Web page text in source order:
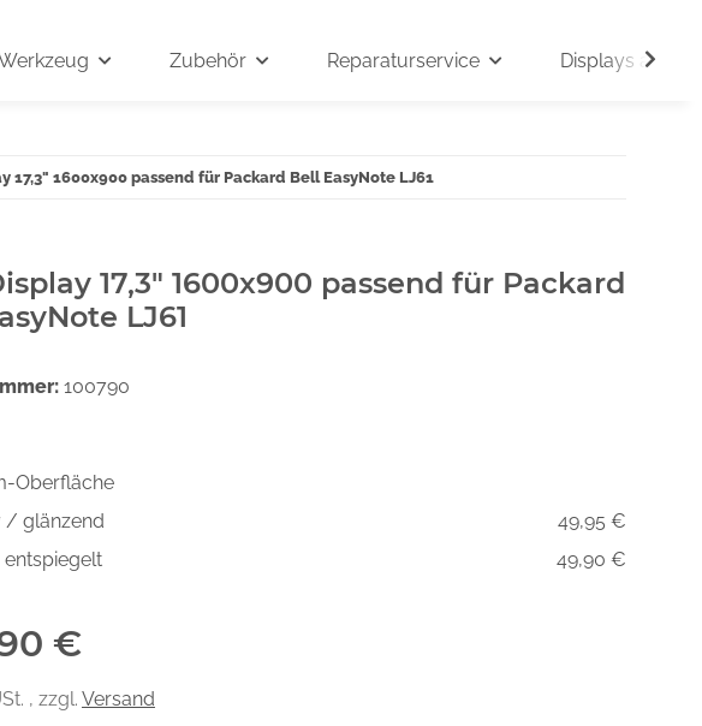
Zubehör Reparaturservice Displays auf
17,3" 1600x900 passend für Packard Bell EasyNote LJ61
17,3" 1600x900 passend für Packard
LJ61
100790
Oberfläche
/ glänzend
49,95 €
49,90 €
€
, zzgl. Versand